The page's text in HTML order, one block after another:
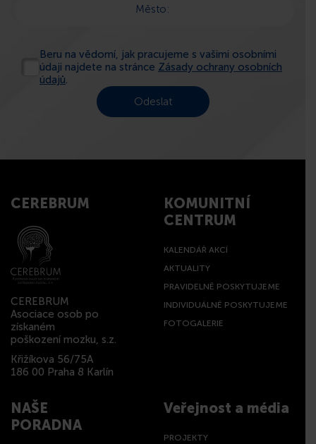
Město:
Beru na vědomí, jak pracujeme s vašimi osobními
údaji najdete na stránce Zásady ochrany osobních
údajů.
CEREBRUM
CEREBRUM
Asociace osob po
získaném
poškození mozku, s.z.
Křižíkova 56/75A
186 00 Praha 8 Karlín
KOMUNITNÍ
CENTRUM
KALENDÁŘ AKCÍ
AKTUALITY
PRAVIDELNĚ POSKYTUJEME
INDIVIDUÁLNĚ POSKYTUJEME
FOTOGALERIE
NAŠE
PORADNA
Veřejnost a média
PROJEKTY